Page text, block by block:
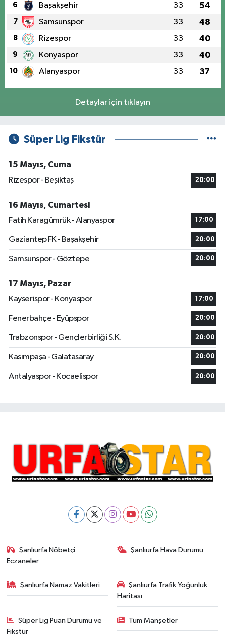
6 Başakşehir 33 54
7 Samsunspor 33 48
8 Rizespor 33 40
9 Konyaspor 33 40
10 Alanyaspor 33 37
Detaylar için tıklayın
Süper Lig Fikstür
15 Mayıs, Cuma
Rizespor - Beşiktaş
20:00
16 Mayıs, Cumartesi
Fatih Karagümrük - Alanyaspor
17:00
Gaziantep FK - Başakşehir 20:00
Samsunspor - Göztepe 20:00
17 Mayıs, Pazar
Kayserispor - Konyaspor
17:00
Fenerbahçe - Eyüpspor 20:00
Trabzonspor - Gençlerbirliği S.K. 20:00
Kasımpaşa - Galatasaray 20:00
Antalyaspor - Kocaelispor 20:00
Şanlıurfa Nöbetçi
Eczaneler
Şanlıurfa Hava Durumu
Şanlıurfa Namaz Vakitleri
Şanlıurfa Trafik Yoğunluk
Haritası
Süper Lig Puan Durumu ve
Fikstür
Tüm Manşetler